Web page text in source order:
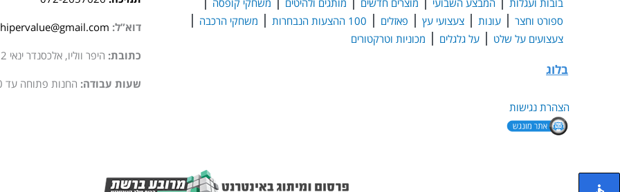
ספורט וחצר
עונות צעצועי עץ פאזלים 100 ההצעות הנבחרות
משחקי הרכבה
צעצועים על שלט
על גלגלים מכוניות וטרקטורים
בלוג
הצהרת נגישות
דוא”ל: hipervalue@gmail.com
כתובת: היפר ווליו, אלכסנדר ינאי 2 סגולה
שעות עבודה: החנות פתוחה עד 20:00